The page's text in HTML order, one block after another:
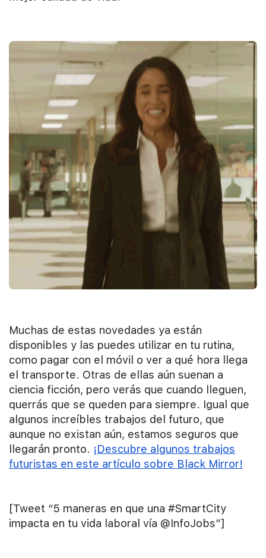
Muchas de estas novedades ya están
disponibles y las puedes utilizar en tu rutina,
como pagar con el móvil o ver a qué hora llega
el transporte. Otras de ellas aún suenan a
ciencia ficción, pero verás que cuando lleguen,
querrás que se queden para siempre. Igual que
algunos increíbles trabajos del futuro, que
aunque no existan aún, estamos seguros que
llegarán pronto. ¡Descubre algunos trabajos
futuristas en este artículo sobre Black Mirror!
[Tweet “5 maneras en que una #SmartCity
impacta en tu vida laboral vía @InfoJobs”]